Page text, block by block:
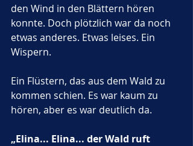
den Wind in den Blättern hören
konnte. Doch plötzlich war da noch
etwas anderes. Etwas leises. Ein
Wispern.
Ein Flüstern, das aus dem Wald zu
kommen schien. Es war kaum zu
hören, aber es war deutlich da.
„Elina... Elina... der Wald ruft